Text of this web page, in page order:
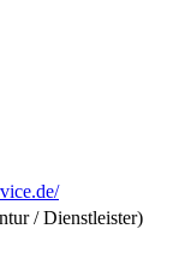
/ Dienstleister)